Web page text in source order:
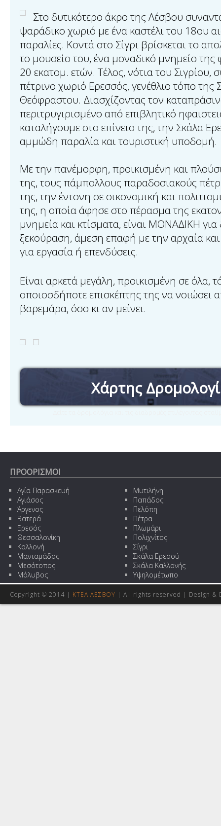
Στο δυτικότερο άκρο της Λέσβου
ψαράδικο χωριό με ένα καστέλι του 18ου
παραλίες. Κοντά στο Σίγρι βρίσκεται το
το μουσείο του, ένα μοναδικό μνημείο της
20 εκατομ. ετών. Τέλος, νότια του Σιγρίου,
πέτρινο χωριό Ερεσσός, γενέθλιο τόπο της
Θεόφραστου. Διασχίζοντας τον
περιτρυγιρισμένο από επιβλητικό
καταλήγουμε στο επίνειο της, την Σκάλα
αμμώδη παραλία και τουριστική υποδομή.
Με την πανέμορφη, προικισμένη και
της, τους πάμπολλους παραδοσιακούς
της, την έντονη σε οικονομική και
της, η οποία άφησε στο πέρασμα της
μνημεία και κτίσματα, είναι ΜΟΝΑΔΙΚΗ για
ξεκούραση, άμεση επαφή με την αρχαία
για εργασία ή επενδύσεις.
Είναι αρκετά μεγάλη, προικισμένη σε όλα,
οποιοσδήποτε επισκέπτης της να
βαρεμάρα, όσο κι αν μείνει.
Χάρτης
ΠΡΟΟΡΙΣΜΟΙ
Αγία Παρασκευή
Αγιάσος
Άργενος
Βατερά
Ερεσός
Θεσσαλονίκη
Καλλονή
Μανταμάδος
Μεσότοπος
Μόλυβος
Μυτιλήνη
Παπάδος
Πελόπη
Πέτρα
Πλωμάρι
Πολιχνίτος
Σίγρι
Σκάλα Ερεσού
Σκάλα Καλλονής
Υψηλομέτωπο
Copyright © 2014 | ΚΤΕΛ ΛΕΣΒΟΥ | All rights reserved | Design &